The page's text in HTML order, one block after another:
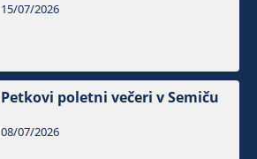
15/07/2026
Petkovi poletni večeri v Semiču
08/07/2026